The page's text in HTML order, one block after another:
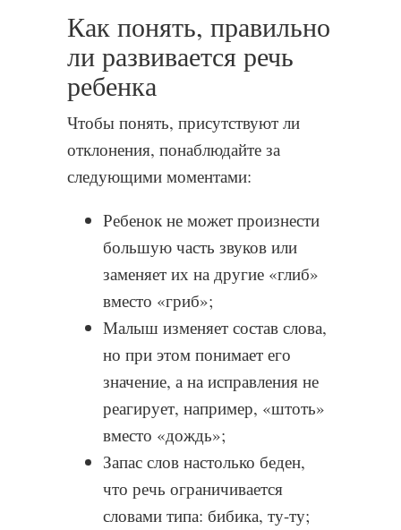
Как понять, правильно
ли развивается речь
ребенка
Чтобы понять, присутствуют ли
отклонения, понаблюдайте за
следующими моментами:
Ребенок не может произнести
большую часть звуков или
заменяет их на другие «глиб»
вместо «гриб»;
Малыш изменяет состав слова,
но при этом понимает его
значение, а на исправления не
реагирует, например, «штоть»
вместо «дождь»;
Запас слов настолько беден,
что речь ограничивается
словами типа: бибика, ту-ту;